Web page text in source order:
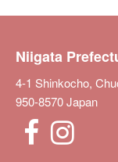
Niigata
4-1 Shinkocho,
950-8570 Japan